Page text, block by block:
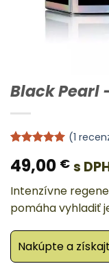
Black Pearl
5z 5 na
základe
zákazníckej
recenzie
(1
49,00 € s
Intenzívne
pomáha vyhladiť
Nakúpte a